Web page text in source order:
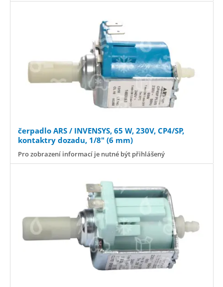
čerpadlo ARS / INVENSYS, 65 W, 230V, CP4/SP,
kontaktry dozadu, 1/8" (6 mm)
Pro zobrazení informací je nutné být přihlášený